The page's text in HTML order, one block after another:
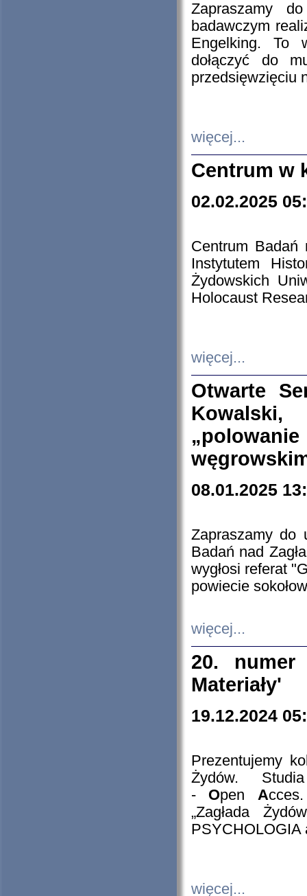
Zapraszamy
badawczym
Engelking. To
dołączyć do
przedsięwzięciu
więcej...
Centrum w
02.02.2025
Centrum Badań
Instytutem
Żydowskich
Holocaust
więcej...
Otwarte
08.01.2025
Zapraszamy do
Badań nad
wygłosi referat
powiecie
więcej...
20. numer
Materiały'
19.12.2024
Prezentujemy
Żydów.
- Open A
„Zagłada
PSYCHOLOGIA
więcej...